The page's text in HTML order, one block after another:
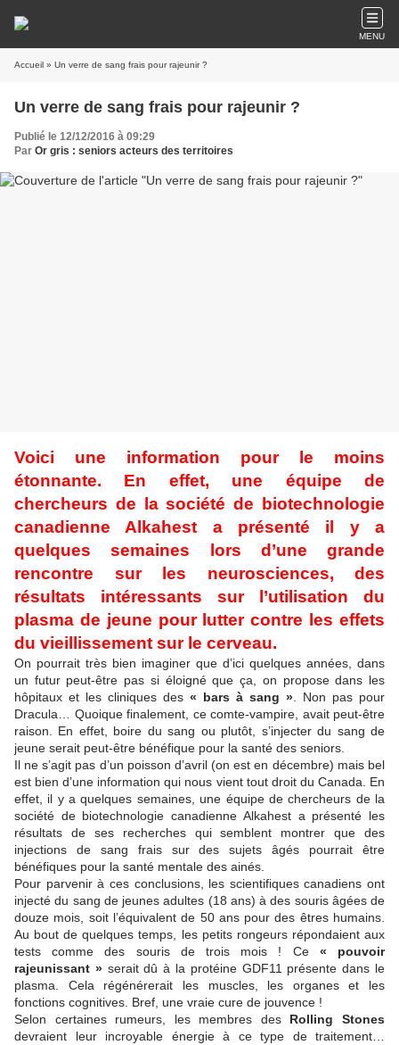
MENU
Accueil » Un verre de sang frais pour rajeunir ?
Un verre de sang frais pour rajeunir ?
Publié le 12/12/2016 à 09:29
Par Or gris : seniors acteurs des territoires
Voici une information pour le moins
étonnante. En effet, une équipe de
chercheurs de la société de biotechnologie
canadienne Alkahest a présenté il y a
quelques semaines lors d’une grande
rencontre sur les neurosciences, des
résultats intéressants sur l’utilisation du
plasma de jeune pour lutter contre les effets
du vieillissement sur le cerveau.
On pourrait très bien imaginer que d’ici quelques années, dans
un futur peut-être pas si éloigné que ça, on propose dans les
hôpitaux et les cliniques des « bars à sang » . Non pas pour
Dracula… Quoique finalement, ce comte-vampire, avait peut-être
raison. En effet, boire du sang ou plutôt, s’injecter du sang de
jeune serait peut-être bénéfique pour la santé des seniors.
Il ne s’agit pas d’un poisson d’avril (on est en décembre) mais bel
est bien d’une information qui nous vient tout droit du Canada. En
effet, il y a quelques semaines, une équipe de chercheurs de la
société de biotechnologie canadienne Alkahest a présenté les
résultats de ses recherches qui semblent montrer que des
injections de sang frais sur des sujets âgés pourrait être
bénéfiques pour la santé mentale des ainés.
Pour parvenir à ces conclusions, les scientifiques canadiens ont
injecté du sang de jeunes adultes (18 ans) à des souris âgées de
douze mois, soit l’équivalent de 50 ans pour des êtres humains.
Au bout de quelques temps, les petits rongeurs répondaient aux
tests comme des souris de trois mois ! Ce « pouvoir
rajeunissant »serait dû à la protéine GDF11 présente dans le
plasma. Cela régénérerait les muscles, les organes et les
fonctions cognitives. Bref, une vraie cure de jouvence !
Selon certaines rumeurs, les membres des Rolling Stones
devraient leur incroyable énergie à ce type de traitement…